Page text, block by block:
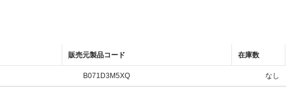
販売元製品コード 在庫数
B071D3M5XQ なし